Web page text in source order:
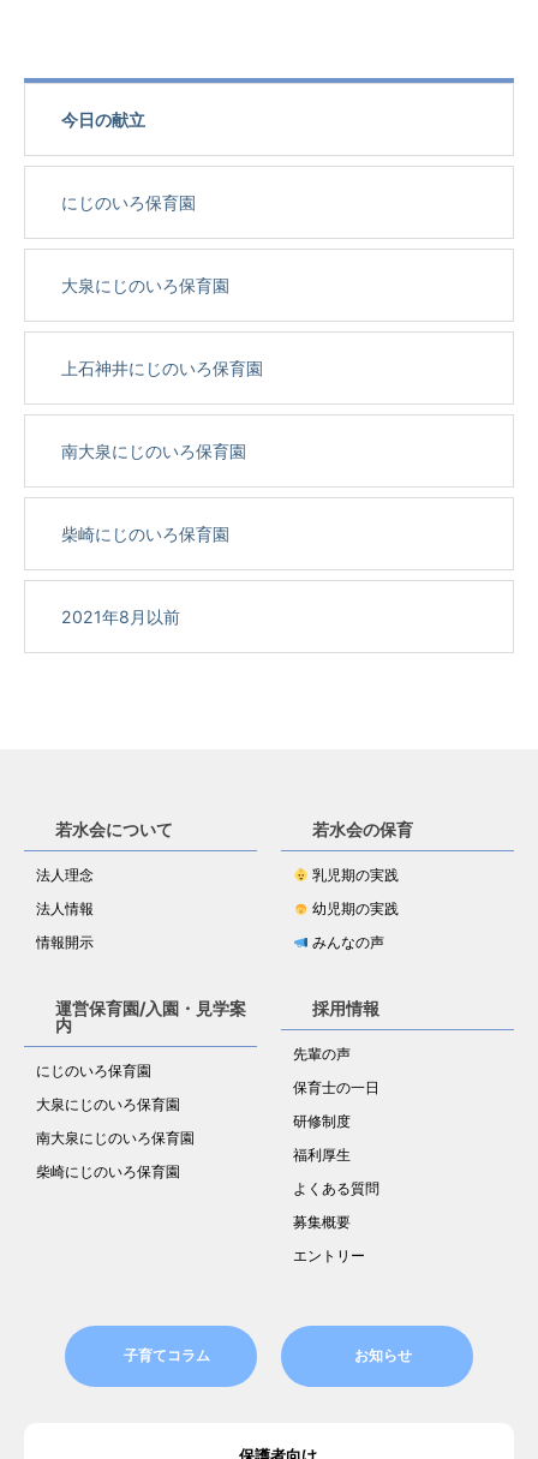
今日の献立
にじのいろ保育園
大泉にじのいろ保育園
上石神井にじのいろ保育園
南大泉にじのいろ保育園
柴崎にじのいろ保育園
2021年8月以前
若水会について
法人理念
法人情報
情報開示
若水会の保育
乳児期の実践
幼児期の実践
みんなの声
運営保育園/入園・見学案
内
にじのいろ保育園
大泉にじのいろ保育園
南大泉にじのいろ保育園
柴崎にじのいろ保育園
採用情報
先輩の声
保育士の一日
研修制度
福利厚生
よくある質問
募集概要
エントリー
子育てコラム お知らせ